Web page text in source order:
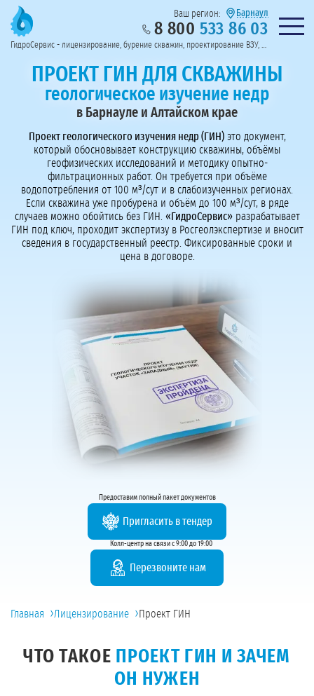
Предоставим полный пакет документов
Пригласить в тендер
Колл-центр на связи с 9:00 до 19:00
Перезвоните мне!
Ваш регион: Барнаул
8 800 533 86 03 Нужна
ГидроСервис - лицензирование, бурение скважин, проектирование ВЗУ, системы водоподготовки
ПРОЕКТ ГИН ДЛЯ СКВАЖИНЫ
геологическое изучение недр
в Барнауле и Алтайском крае
Проект геологического изучения недр (ГИН)это документ,
который обосновывает конструкцию скважины, объёмы
геофизических исследований и методику опытно-
фильтрационных работ. Он требуется при объёме
водопотребления от 100 м³/сут и в слабоизученных регионах.
Если скважина уже пробурена и объём до 100 м³/сут, в ряде
случаев можно обойтись без ГИН. «ГидроСервис»разрабатывает
ГИН под ключ, проходит экспертизу в Росгеолэкспертизе и вносит
сведения в государственный реестр. Фиксированные сроки и
цена в договоре.
Предоставим полный пакет документов
Пригласить в тендер
Колл-центр на связи с 9:00 до 19:00
Перезвоните нам
Главная ›Лицензирование ›Проект ГИН
ЧТО ТАКОЕ ПРОЕКТ ГИН И ЗАЧЕМ
ОН НУЖЕН